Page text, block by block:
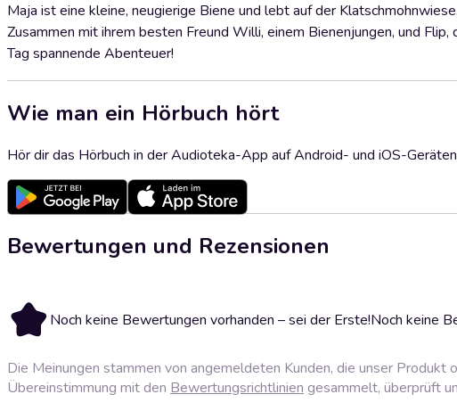
Maja ist eine kleine, neugierige Biene und lebt auf der
Zusammen mit ihrem besten Freund Willi, einem Bienenjungen, und
Tag spannende Abenteuer!
Wie man ein Hörbuch hört
Hör dir das Hörbuch in der Audioteka-App auf Android- und iOS-
Bewertungen und Rezensionen
Noch keine Bewertungen vorhanden – sei der Erste!Noch keine
Die Meinungen stammen von angemeldeten Kunden, die unser
Übereinstimmung mit den Bewertungsrichtlinien gesammelt, überprüft